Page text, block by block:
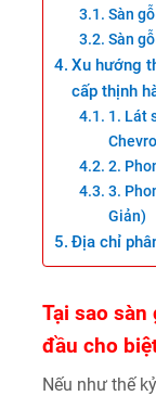
Sàn
Sàn
Xu hướng
cấp thịnh
1. Lát
2.
3.
Giản)
Địa chỉ
Tại sao sàn
đầu cho
Nếu như thế